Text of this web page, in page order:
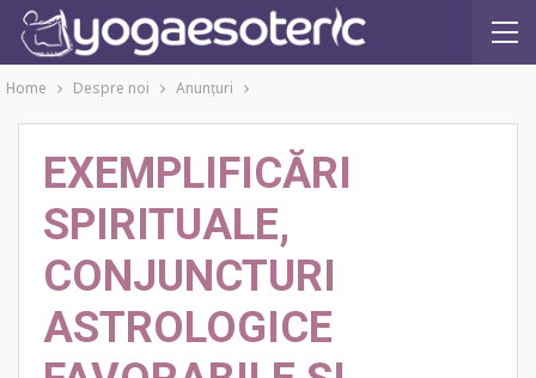
Home Despre noi Anunţuri
EXEMPLIFICĂRI
SPIRITUALE,
CONJUNCTURI
ASTROLOGICE